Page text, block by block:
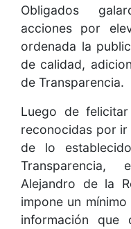
Obligados
acciones por
ordenada la
de calidad,
de Transparencia.
Luego de
reconocidas por ir
de lo
Transparencia,
Alejandro de la
impone un
información que